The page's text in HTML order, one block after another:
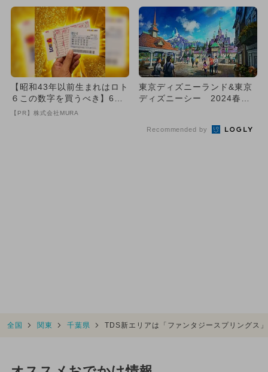
【昭和43年以前生まれはロト
６この数字を買うべき】6つ
の数字が「完全一致」する
【PR】株式会社MURA
東京ディズニーランド&東京
ディズニーシー 2024春イ
Recommended by
全国 関東 千葉県 TDS新エリアは「ファンタジースプリングス